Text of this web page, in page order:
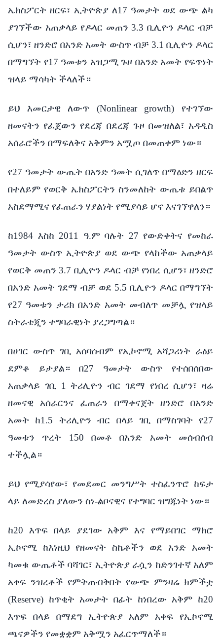
ኤክስፖርት ዘርፍ፣ ኢትዮጵያ ለ17 ዓመታት ወደ ውጭ ልካ
ያገኘችው አጠቃላይ የዶላር መጠን 3.3 ቢሊዮን ዶላር ብቻ
ሲሆን፣ ዘንድሮ በአንድ አመት ውስጥ ብቻ 3.1 ቢሊዮን ዶላር
በማግኘት የ17 ዓመቱን አዝጋሚ ጉዞ በአንድ አመት የፍጥነት
ዝላይ ማሳካት ችላለች።
ይህ እመርታዊ ለውጥ (Nonlinear growth) የተገኘው
ዘመናትን የፈጀውን የደረጃ በደረጃ ጉዞ በመዝለል፣ አዳዲስ
አሰራሮችን በማፍለቅና አቅምን አሟጦ በመጠቀም ነው።
የ27 ዓመታት ውጤት በአንድ ዓመት ሲገለጥ በማዕድን ዘርፍ
በተለይም የወርቅ ኤክስፖርትን ስንመለከት ውጤቱ ይበልጥ
አስደማሚና የፈጠራን ሃያልነት የሚያሳይ ሆኖ እናገኘዋለን።
ከ1984 እስከ 2011 ዓ.ም ባሉት 27 የውድቀትና የመከራ
ዓመታት ውስጥ ኢትዮጵያ ወደ ውጭ የላከችው አጠቃላይ
የወርቅ መጠን 3.7 ቢሊዮን ዶላር ብቻ የነበረ ሲሆን፣ ዘንድሮ
በአንድ አመት ገደማ ብቻ ወደ 5.5 ቢሊዮን ዶላር በማግኘት
የ27 ዓመቱን ታሪክ በአንድ አመት መብለጥ መቻሏ የዝላይ
ስትራቴጂን ተግባራዊነት ያረጋግጣል።
በሀገር ውስጥ ገቢ አሰባሰብም የኢኮኖሚ አሻጋሪነት ራዕይ
ደምቆ ይታያል። በ27 ዓመታት ውስጥ የተሰበሰበው
አጠቃላይ ገቢ 1 ትሪሊዮን ብር ገደማ የነበረ ሲሆን፣ ዛሬ
ዘመናዊ አሰራርንና ፈጠራን በማቀናጀት ዘንድሮ በአንድ
አመት ከ1.5 ትሪሊዮን ብር በላይ ገቢ በማስገባት የ27
ዓመቱን ጥረት 150 በመቶ በአንድ አመት መሰብሰብ
ተችሏል።
ይህ የሚያሳየው፣ የመደመር መንግሥት ተስፈንጥሮ ከፍታ
ላይ ለመድረስ ያለውን ስነ-ልቦናዊና የተግባር ዝግጁነት ነው።
ከ20 እጥፍ በላይ ያደገው አቅም እና የማይበገር ማክሮ
ኢኮኖሚ ከእነዚህ የዘመናት ስኬቶችን ወደ አንድ አመት
ካመቁ ውጤቶች ባሻገር፣ ኢትዮጵያ ራሷን ከድንገተኛ አለም
አቀፍ ንዝረቶች የምትጠብቅበት የውጭ ምንዛሬ ክምችቷ
(Reserve) ከጥቂት አመታት በፊት ከነበረው አቅም ከ20
እጥፍ በላይ በማደግ ኢትዮጵያ አለም አቀፍ የኢኮኖሚ
ጫናዎችን የመቋቋም አቅሟን አፈርጥማለች።